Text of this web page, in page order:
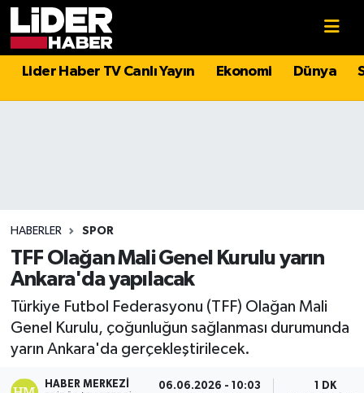
Lider Haber TV Canlı Yayın Ekonomi Dünya
HABERLER SPOR
TFF Olağan Mali Genel Kurulu yarın
Ankara'da yapılacak
Türkiye Futbol Federasyonu (TFF) Olağan Mali
Genel Kurulu, çoğunluğun sağlanması durumunda
yarın Ankara'da gerçekleştirilecek.
HABER MERKEZI 06.06.2026 - 10:03 1 DK
Politika
Magazin
Spor
Sağlık
Teknoloji
Hava Durumu
Süper Lig Puan Durumu ve Fikstür
Tüm Manşetler
Son Dakika Haberleri
Haber Arşivi